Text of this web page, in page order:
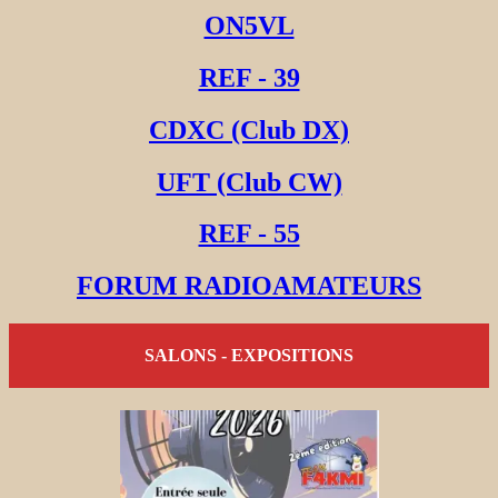
ON5VL
REF - 39
CDXC (Club DX)
UFT (Club CW)
REF - 55
FORUM RADIOAMATEURS
SALONS - EXPOSITIONS